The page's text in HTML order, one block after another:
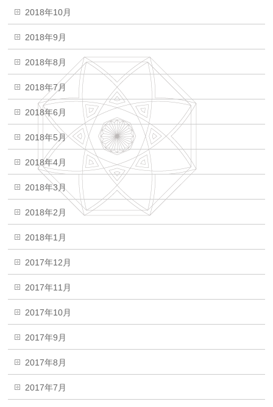
2018年10月
2018年9月
2018年8月
2018年7月
2018年6月
2018年5月
2018年4月
2018年3月
2018年2月
2018年1月
2017年12月
2017年11月
2017年10月
2017年9月
2017年8月
2017年7月